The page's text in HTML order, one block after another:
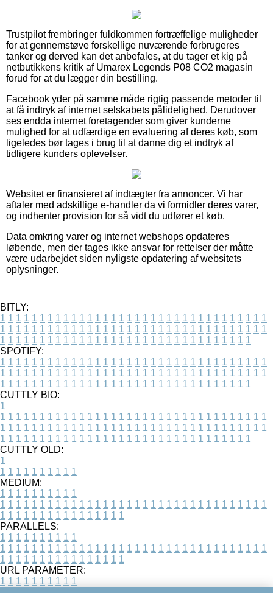
Trustpilot frembringer fuldkommen fortræffelige muligheder
for at gennemstøve forskellige nuværende forbrugeres
tanker og derved kan det anbefales, at du tager et kig på
netbutikkens kritik af Umarex Legends P08 CO2 magasin
forud for at du lægger din bestilling.
Facebook yder på samme måde rigtig passende metoder til
at få indtryk af internet selskabets pålidelighed. Derudover
ses endda internet foretagender som giver kunderne
mulighed for at udfærdige en evaluering af deres køb, som
ligeledes bør tages i brug til at danne dig et indtryk af
tidligere kunders oplevelser.
Websitet er finansieret af indtægter fra annoncer. Vi har
aftaler med adskillige e-handler da vi formidler deres varer,
og indhenter provision for så vidt du udfører et køb.
Data omkring varer og internet webshops opdateres
løbende, men der tages ikke ansvar for rettelser der måtte
være udarbejdet siden nyligste opdatering af websitets
oplysninger.
BITLY:
1 1 1 1 1 1 1 1 1 1 1 1 1 1 1 1 1 1 1 1 1 1 1 1 1 1 1 1 1 1 1 1 1 1
1 1 1 1 1 1 1 1 1 1 1 1 1 1 1 1 1 1 1 1 1 1 1 1 1 1 1 1 1 1 1 1 1 1
1 1 1 1 1 1 1 1 1 1 1 1 1 1 1 1 1 1 1 1 1 1 1 1 1 1 1 1 1 1 1 1
SPOTIFY:
1 1 1 1 1 1 1 1 1 1 1 1 1 1 1 1 1 1 1 1 1 1 1 1 1 1 1 1 1 1 1 1 1 1
1 1 1 1 1 1 1 1 1 1 1 1 1 1 1 1 1 1 1 1 1 1 1 1 1 1 1 1 1 1 1 1 1 1
1 1 1 1 1 1 1 1 1 1 1 1 1 1 1 1 1 1 1 1 1 1 1 1 1 1 1 1 1 1 1 1
CUTTLY BIO:
1
1 1 1 1 1 1 1 1 1 1 1 1 1 1 1 1 1 1 1 1 1 1 1 1 1 1 1 1 1 1 1 1 1 1
1 1 1 1 1 1 1 1 1 1 1 1 1 1 1 1 1 1 1 1 1 1 1 1 1 1 1 1 1 1 1 1 1 1
1 1 1 1 1 1 1 1 1 1 1 1 1 1 1 1 1 1 1 1 1 1 1 1 1 1 1 1 1 1 1 1
CUTTLY OLD:
1
1 1 1 1 1 1 1 1 1 1
MEDIUM:
1 1 1 1 1 1 1 1 1 1
1 1 1 1 1 1 1 1 1 1 1 1 1 1 1 1 1 1 1 1 1 1 1 1 1 1 1 1 1 1 1 1 1 1
1 1 1 1 1 1 1 1 1 1 1 1 1 1 1 1
PARALLELS:
1 1 1 1 1 1 1 1 1 1
1 1 1 1 1 1 1 1 1 1 1 1 1 1 1 1 1 1 1 1 1 1 1 1 1 1 1 1 1 1 1 1 1 1
1 1 1 1 1 1 1 1 1 1 1 1 1 1 1 1
URL PARAMETER:
1 1 1 1 1 1 1 1 1 1